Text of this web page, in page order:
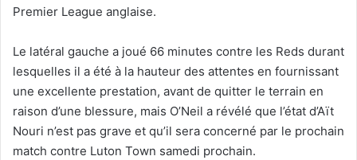
Premier League anglaise.
Le latéral gauche a joué 66 minutes contre les Reds durant
lesquelles il a été à la hauteur des attentes en fournissant
une excellente prestation, avant de quitter le terrain en
raison d’une blessure, mais O’Neil a révélé que l’état d’Aït
Nouri n’est pas grave et qu’il sera concerné par le prochain
match contre Luton Town samedi prochain.